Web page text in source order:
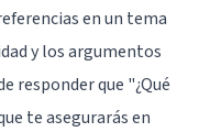
en un tema
y los argumentos
responder que "¿Qué
te asegurarás en